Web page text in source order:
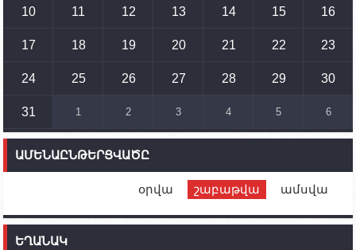
սպառնալիքները կասեցնելու համար. իսպանացի
պատգամավորը Գորիսում է
14:54 02.10.2023
տեղակայված հայկական դիրքերի անձնակազմի
համար սնունդ տեղափոխող մեքենայի
ունեն. կիպրոսցի խորհրդարանականը՝ Ալեն
Ֆրանսիայի ԱԳ նախարարը կայցելի Հայաստան
10 11 12 13 14 15 16
17 18 19 20 21 22 23
24 25 26 27 28 29 30
31 1 2 3 4 5 6
ԱՄԵՆԱԸՆԹԵՐՑՎԱԾԸ
օրվա շաբաթվա ամսվա
ԵՂԱՆԱԿ